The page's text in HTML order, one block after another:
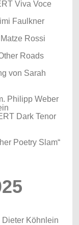
Viva Voce
Faulkner
Rossi
Roads
von Sarah
Philipp Weber
Dark Tenor
Poetry Slam“
Köhnlein